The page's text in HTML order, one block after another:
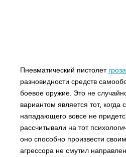
Пневматический пистолет
разновидности средств
боевое оружие. Это не
вариантом является тот, когда
нападающего вовсе не
рассчитывали на тот
оно способно произвести
агрессора не смутил